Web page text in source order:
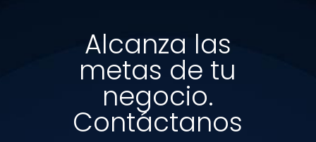
Alcanza las
metas de tu
negocio.
Contáctanos